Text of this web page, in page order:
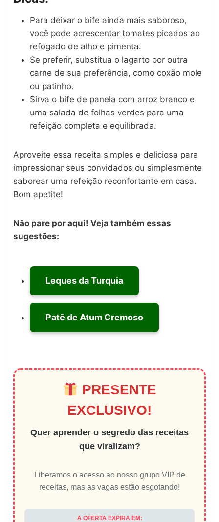
Para deixar o bife ainda mais saboroso,
você pode acrescentar tomates picados ao
refogado de alho e pimenta.
Se preferir, substitua o lagarto por outra
carne de sua preferência, como coxão mole
ou patinho.
Sirva o bife de panela com arroz branco e
uma salada de folhas verdes para uma
refeição completa e equilibrada.
Aproveite essa receita simples e deliciosa para
impressionar seus convidados ou simplesmente
saborear uma refeição reconfortante em casa.
Bom apetite!
Não pare por aqui! Veja também essas
sugestões:
Leques da Turquia
Patê de Atum Cremoso
PRESENTE
EXCLUSIVO!
Quer aprender o segredo das receitas
que viralizam?
Liberamos o acesso ao nosso grupo VIP de
receitas, mas as vagas estão esgotando!
A OFERTA EXPIRA EM: